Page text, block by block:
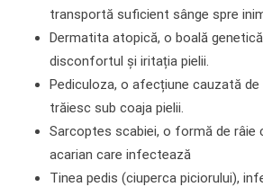
transportă suficient sânge spre
Dermatita atopică, o boală
disconfortul și iritația pielii.
Pediculoza, o afecțiune cauzată
trăiesc sub coaja pielii.
Sarcoptes scabiei, o formă de râie
acarian care infectează
Tinea pedis (ciuperca piciorului),